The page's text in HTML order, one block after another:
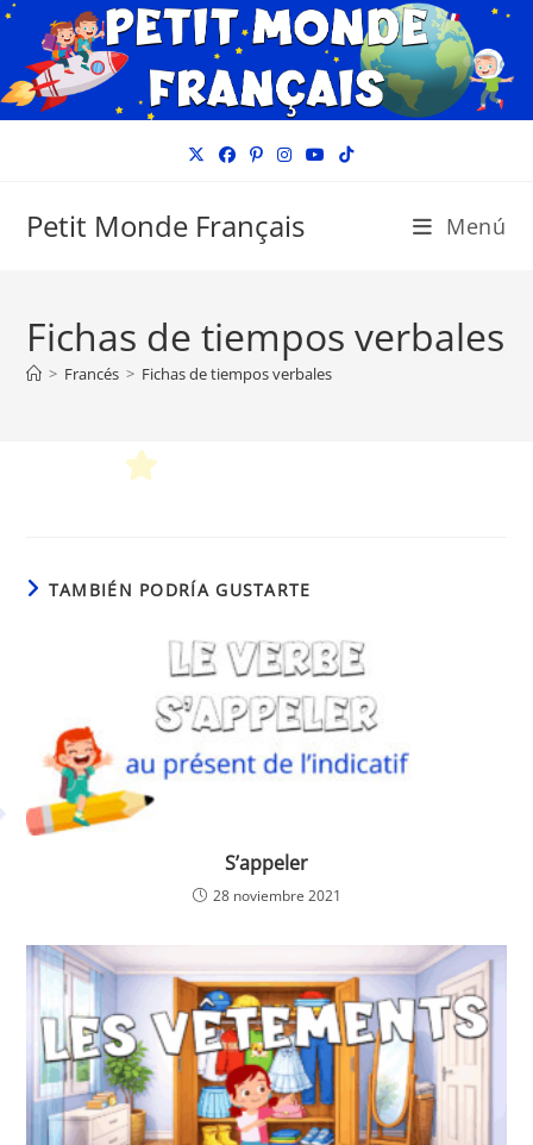
Petit Monde Français Menú
Fichas de tiempos verbales
> Francés > Fichas de tiempos verbales
TAMBIÉN PODRÍA GUSTARTE
S’appeler
28 noviembre 2021